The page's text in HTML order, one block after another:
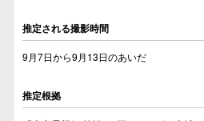
推定される撮影時間
9月7日から9月13日のあいだ
推定根拠